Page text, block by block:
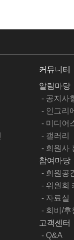
커뮤니티
알림마당
- 공지사
- 인그리
- 미디어
- 갤러리
- 회원사
참여마당
- 회원공
- 위원회
- 자료실
- 회비/후
고객센터
- Q&A